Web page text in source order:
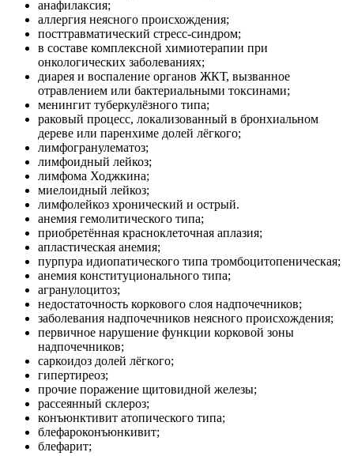
анафилаксия;
аллергия неясного происхождения;
посттравматический стресс-синдром;
в составе комплексной химиотерапии при
онкологических заболеваниях;
диарея и воспаление органов ЖКТ, вызванное
отравлением или бактериальными токсинами;
менингит туберкулёзного типа;
раковый процесс, локализованный в бронхиальном
дереве или паренхиме долей лёгкого;
лимфогранулематоз;
лимфоидный лейкоз;
лимфома Ходжкина;
миелоидный лейкоз;
лимфолейкоз хронический и острый.
анемия гемолитического типа;
приобретённая красноклеточная аплазия;
апластическая анемия;
пурпура идиопатического типа тромбоцитопеническая;
анемия конституционального типа;
агранулоцитоз;
недостаточность коркового слоя надпочечников;
заболевания надпочечников неясного происхождения;
первичное нарушение функции корковой зоны
надпочечников;
саркоидоз долей лёгкого;
гипертиреоз;
прочие поражение щитовидной железы;
рассеянный склероз;
конъюнктивит атопического типа;
блефароконъюнкивит;
блефарит;